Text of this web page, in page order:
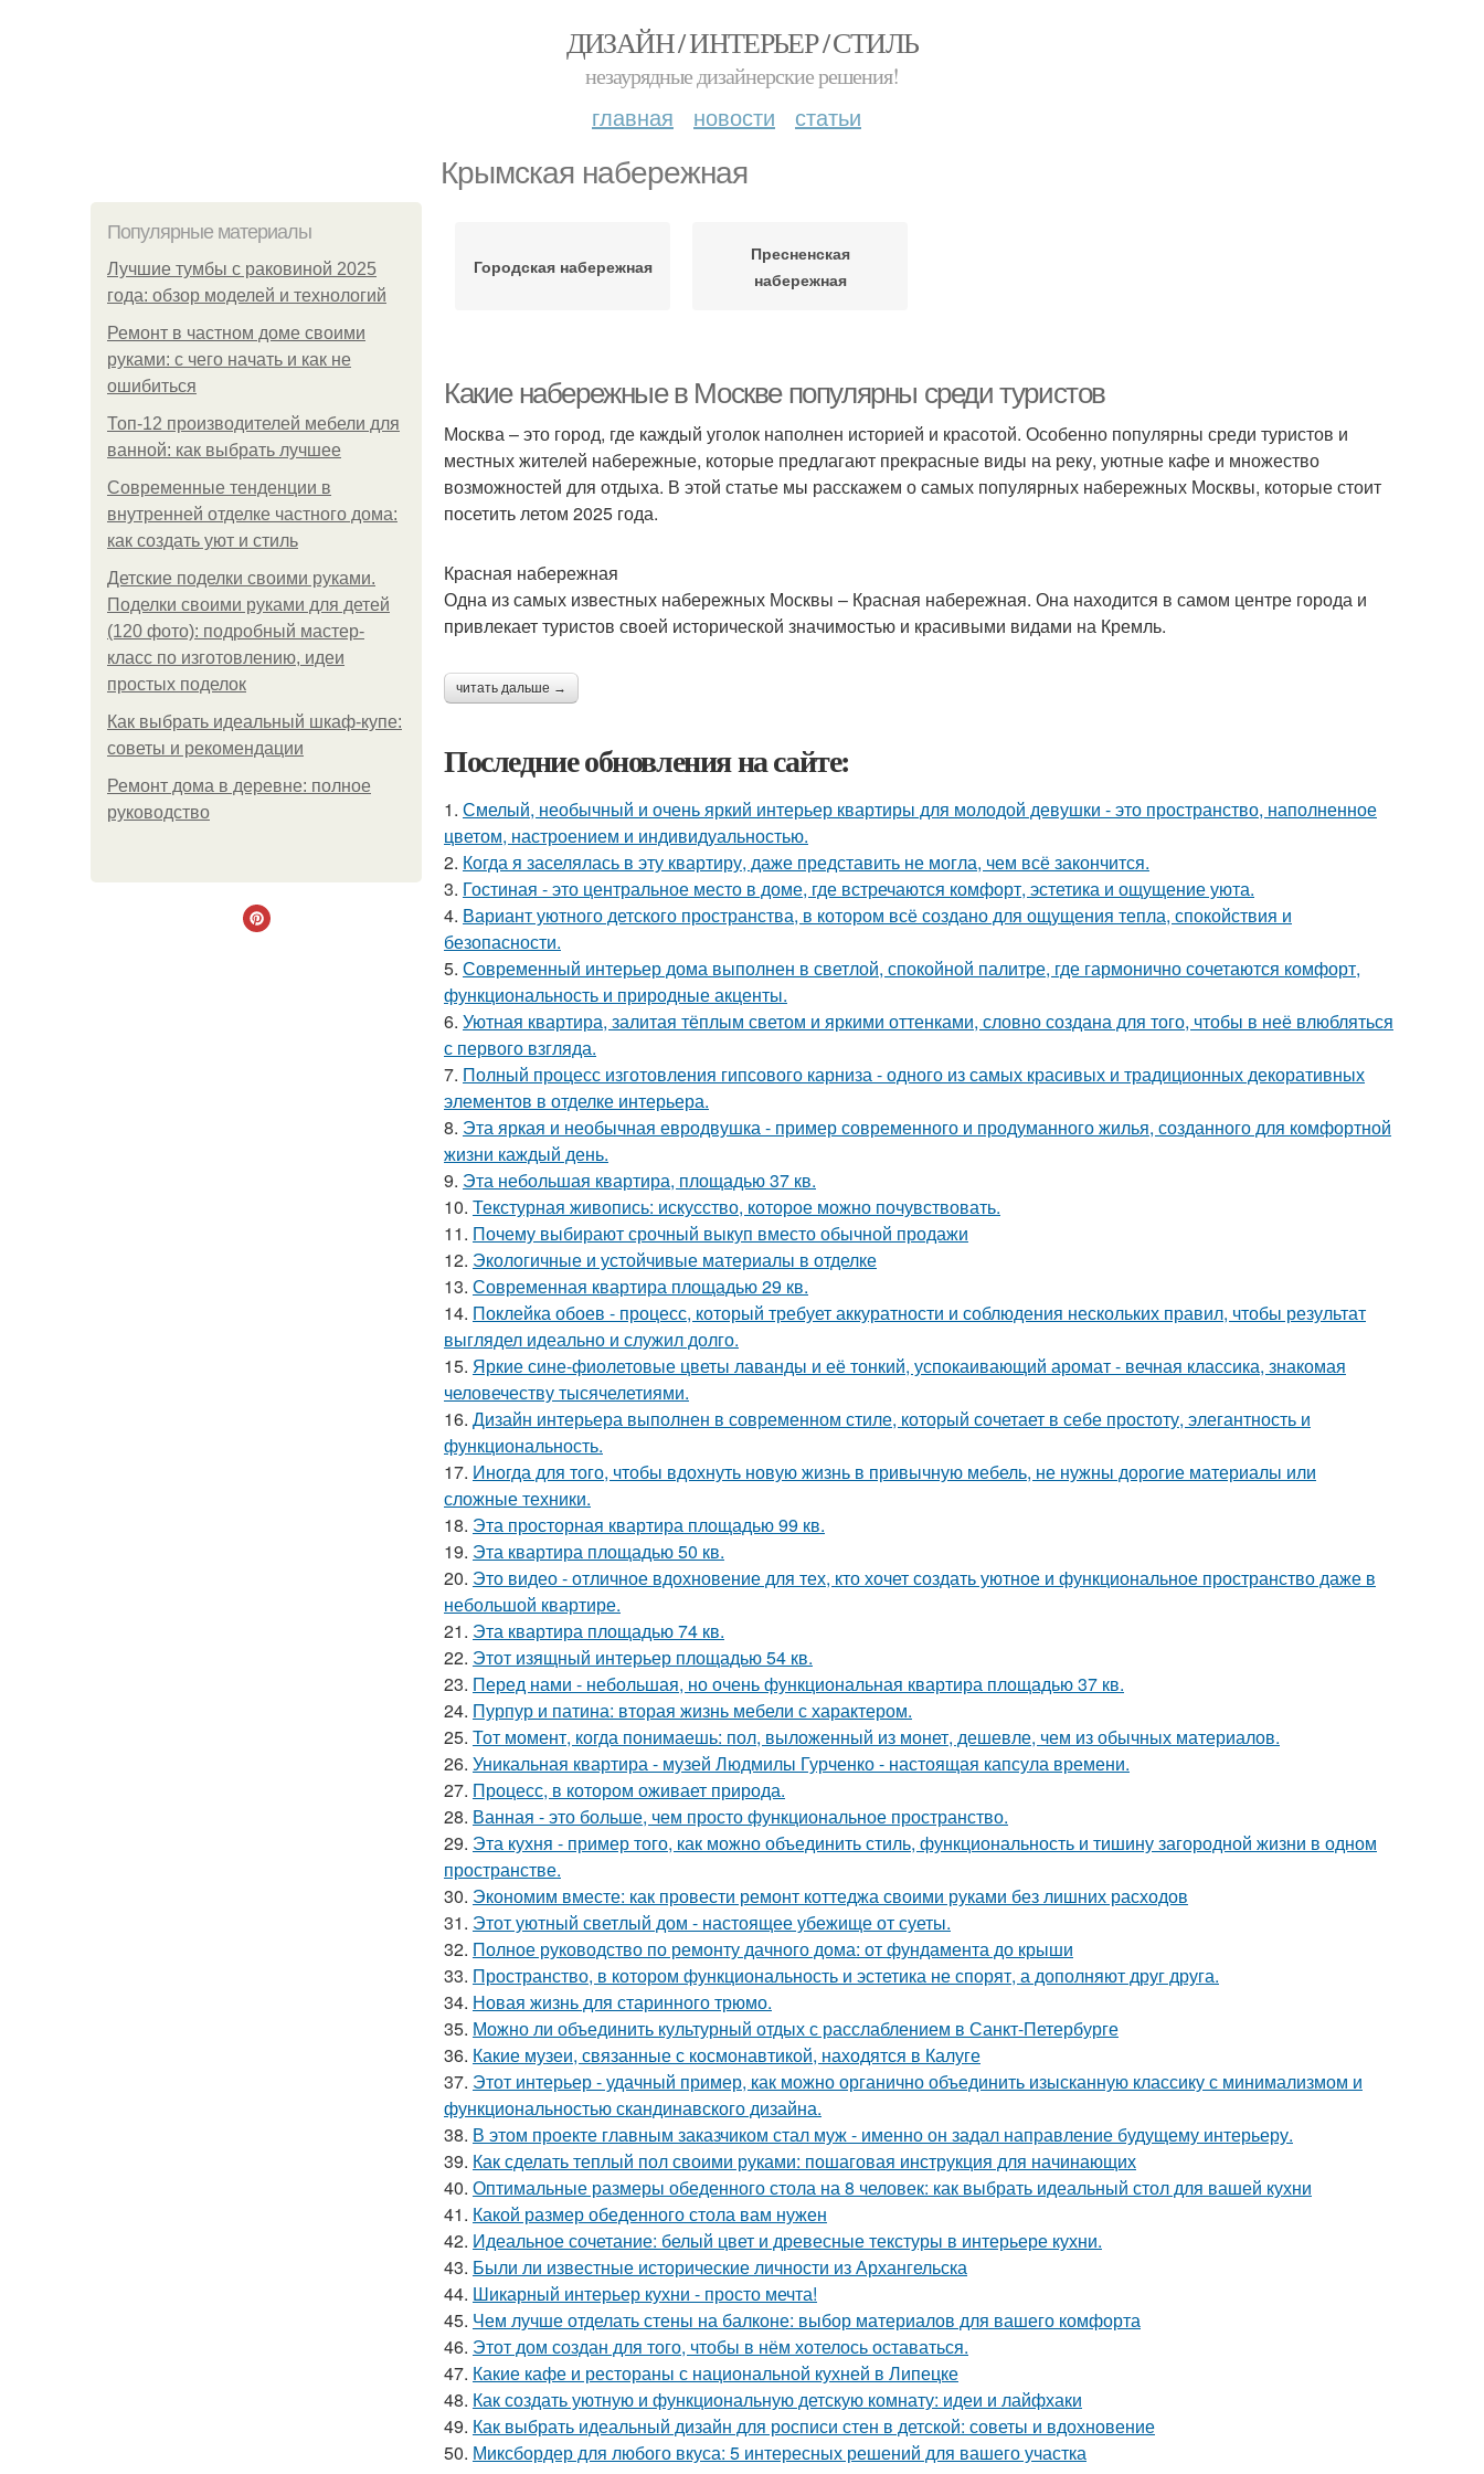
ДИЗАЙН / ИНТЕРЬЕР / СТИЛЬ
незаурядные дизайнерские решения!
главная новости статьи
Крымская набережная
Популярные материалы
Лучшие тумбы с раковиной 2025
года: обзор моделей и технологий
Ремонт в частном доме своими
руками: с чего начать и как не
ошибиться
Топ-12 производителей мебели для
ванной: как выбрать лучшее
Современные тенденции в
внутренней отделке частного дома:
как создать уют и стиль
Детские поделки своими руками.
Поделки своими руками для детей
(120 фото): подробный мастер-
класс по изготовлению, идеи
простых поделок
Как выбрать идеальный шкаф-купе:
советы и рекомендации
Ремонт дома в деревне: полное
руководство
Городская набережная
Пресненская
набережная
Какие набережные в Москве популярны среди туристов
Москва – это город, где каждый уголок наполнен историей и красотой. Особенно популярны среди туристов и
местных жителей набережные, которые предлагают прекрасные виды на реку, уютные кафе и множество
возможностей для отдыха. В этой статье мы расскажем о самых популярных набережных Москвы, которые стоит
посетить летом 2025 года.
Красная набережная
Одна из самых известных набережных Москвы – Красная набережная. Она находится в самом центре города и
привлекает туристов своей исторической значимостью и красивыми видами на Кремль.
читать дальше →
Последние обновления на сайте:
1. Смелый, необычный и очень яркий интерьер квартиры для молодой девушки - это пространство, наполненное
цветом, настроением и индивидуальностью.
2. Когда я заселялась в эту квартиру, даже представить не могла, чем всё закончится.
3. Гостиная - это центральное место в доме, где встречаются комфорт, эстетика и ощущение уюта.
4. Вариант уютного детского пространства, в котором всё создано для ощущения тепла, спокойствия и
безопасности.
5. Современный интерьер дома выполнен в светлой, спокойной палитре, где гармонично сочетаются комфорт,
функциональность и природные акценты.
6. Уютная квартира, залитая тёплым светом и яркими оттенками, словно создана для того, чтобы в неё влюбляться
с первого взгляда.
7. Полный процесс изготовления гипсового карниза - одного из самых красивых и традиционных декоративных
элементов в отделке интерьера.
8. Эта яркая и необычная евродвушка - пример современного и продуманного жилья, созданного для комфортной
жизни каждый день.
9. Эта небольшая квартира, площадью 37 кв.
10. Текстурная живопись: искусство, которое можно почувствовать.
11. Почему выбирают срочный выкуп вместо обычной продажи
12. Экологичные и устойчивые материалы в отделке
13. Современная квартира площадью 29 кв.
14. Поклейка обоев - процесс, который требует аккуратности и соблюдения нескольких правил, чтобы результат
выглядел идеально и служил долго.
15. Яркие сине-фиолетовые цветы лаванды и её тонкий, успокаивающий аромат - вечная классика, знакомая
человечеству тысячелетиями.
16. Дизайн интерьера выполнен в современном стиле, который сочетает в себе простоту, элегантность и
функциональность.
17. Иногда для того, чтобы вдохнуть новую жизнь в привычную мебель, не нужны дорогие материалы или
сложные техники.
18. Эта просторная квартира площадью 99 кв.
19. Эта квартира площадью 50 кв.
20. Это видео - отличное вдохновение для тех, кто хочет создать уютное и функциональное пространство даже в
небольшой квартире.
21. Эта квартира площадью 74 кв.
22. Этот изящный интерьер площадью 54 кв.
23. Перед нами - небольшая, но очень функциональная квартира площадью 37 кв.
24. Пурпур и патина: вторая жизнь мебели с характером.
25. Тот момент, когда понимаешь: пол, выложенный из монет, дешевле, чем из обычных материалов.
26. Уникальная квартира - музей Людмилы Гурченко - настоящая капсула времени.
27. Процесс, в котором оживает природа.
28. Ванная - это больше, чем просто функциональное пространство.
29. Эта кухня - пример того, как можно объединить стиль, функциональность и тишину загородной жизни в одном
пространстве.
30. Экономим вместе: как провести ремонт коттеджа своими руками без лишних расходов
31. Этот уютный светлый дом - настоящее убежище от суеты.
32. Полное руководство по ремонту дачного дома: от фундамента до крыши
33. Пространство, в котором функциональность и эстетика не спорят, а дополняют друг друга.
34. Новая жизнь для старинного трюмо.
35. Можно ли объединить культурный отдых с расслаблением в Санкт-Петербурге
36. Какие музеи, связанные с космонавтикой, находятся в Калуге
37. Этот интерьер - удачный пример, как можно органично объединить изысканную классику с минимализмом и
функциональностью скандинавского дизайна.
38. В этом проекте главным заказчиком стал муж - именно он задал направление будущему интерьеру.
39. Как сделать теплый пол своими руками: пошаговая инструкция для начинающих
40. Оптимальные размеры обеденного стола на 8 человек: как выбрать идеальный стол для вашей кухни
41. Какой размер обеденного стола вам нужен
42. Идеальное сочетание: белый цвет и древесные текстуры в интерьере кухни.
43. Были ли известные исторические личности из Архангельска
44. Шикарный интерьер кухни - просто мечта!
45. Чем лучше отделать стены на балконе: выбор материалов для вашего комфорта
46. Этот дом создан для того, чтобы в нём хотелось оставаться.
47. Какие кафе и рестораны с национальной кухней в Липецке
48. Как создать уютную и функциональную детскую комнату: идеи и лайфхаки
49. Как выбрать идеальный дизайн для росписи стен в детской: советы и вдохновение
50. Миксбордер для любого вкуса: 5 интересных решений для вашего участка